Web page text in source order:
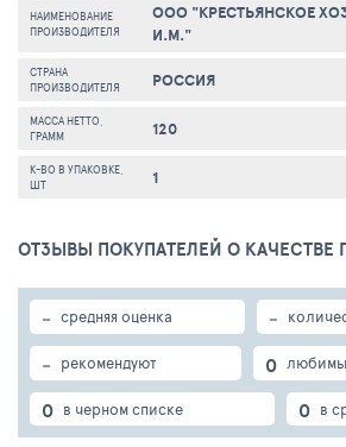
НАИМЕНОВАНИЕ
ПРОИЗВОДИТЕЛЯ
ООО "КРЕСТЬЯНСКОЕ
И.М."
СТРАНА
ПРОИЗВОДИТЕЛЯ
РОССИЯ
МАССА НЕТТО,
ГРАММ
120
К-ВО В УПАКОВКЕ,
ШТ
1
ОТЗЫВЫ ПОКУПАТЕЛЕЙ О КАЧЕСТВЕ
- средняя оценка -
- рекомендуют 0
0 в черном списке 0 в